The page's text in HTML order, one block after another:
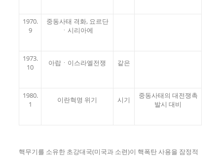
1970.
9
중동사태 격화, 요르단
ㆍ시리아에
1973.
10
아랍ㆍ이스라엘전쟁 같은
1980.
1
이란혁명 위기 시기
중동사태의 대전쟁촉
발시 대비
핵무기를 소유한 초강대국(미국과 소련)이 핵폭탄 사용을 잠정적